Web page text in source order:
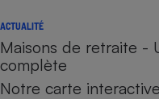
ACTUALITÉ
Maisons de retraite -
complète
Notre carte